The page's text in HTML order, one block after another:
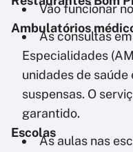
Vão funcionar
Ambulatórios
As consultas
Especialidades
unidades de
suspensas. O
garantido.
Escolas
As aulas nas